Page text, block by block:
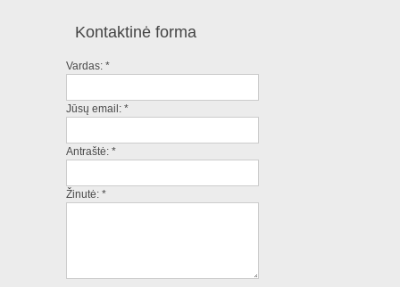
Kontaktinė forma
Vardas: *
Jūsų email: *
Antraštė: *
Žinutė: *